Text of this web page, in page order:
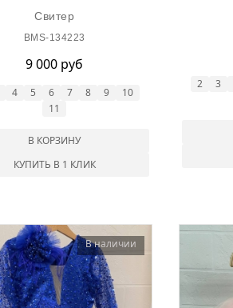
Свитер
BMS-134223
9 000 руб
4 5 6 7 8 9
10
11
В КОРЗИНУ
КУПИТЬ В 1 КЛИК
2 3
В наличии